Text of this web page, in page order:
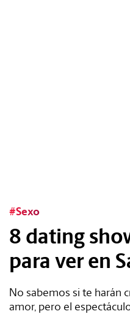
#Sexo
8 dating
para ver en
No sabemos si te harán
amor, pero el